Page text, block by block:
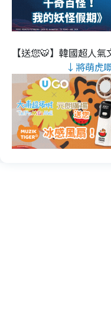
【送您🐯】韓國超人
↓將萌虎